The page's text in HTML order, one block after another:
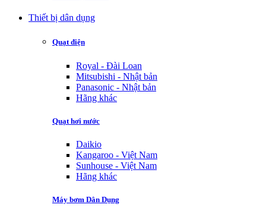
Thiết bị dân dụng
Quạt điện
Royal - Đài Loan
Mitsubishi - Nhật bản
Panasonic - Nhật bản
Hãng khác
Quạt hơi nước
Daikio
Kangaroo - Việt Nam
Sunhouse - Việt Nam
Hãng khác
Máy bơm Dân Dụng